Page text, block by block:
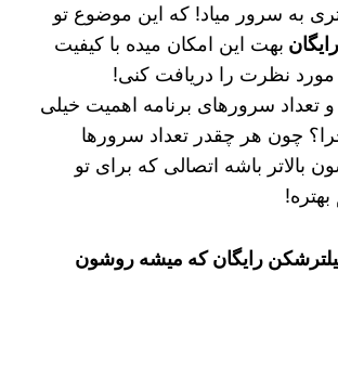
به سرور میاد! که این موضوع تو
رایگان بهت این امکان میده با کیفیت
مورد نظرت را دریافت کنی!
و تعداد سرورهای برنامه اهمیت خیلی
چون هر چقدر تعداد سرورها
بالاتر باشه اتصالی که برای تو
رایگان که میشه روشون